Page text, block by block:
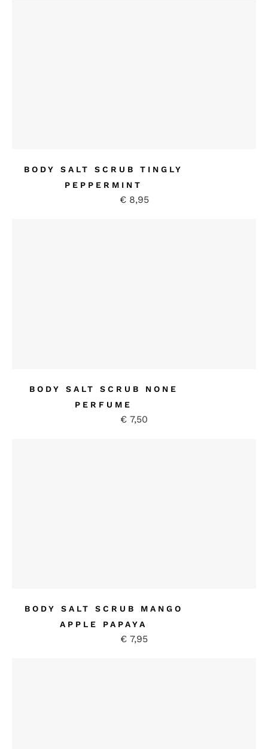
BODY SALT SCRUB TINGLY
PEPPERMINT
€8,95
BODY SALT SCRUB NONE
PERFUME
€ 7,50
BODY SALT SCRUB MANGO
APPLE PAPAYA
€ 7,95